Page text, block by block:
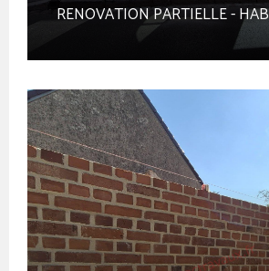
RENOVATION PARTIELLE -